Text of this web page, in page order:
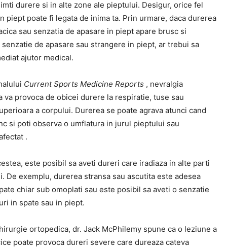
durere si in alte zone ale pieptului. Desigur, orice fel
piept poate fi legata de inima ta. Prin urmare, daca durerea
sau senzatia de apasare in piept apare brusc si
senzatie de apasare sau strangere in piept, ar trebui sa
ajutor medical.
Current Sports Medicine Reports , nevralgia
va provoca de obicei durere la respiratie, tuse sau
a corpului. Durerea se poate agrava atunci cand
si poti observa o umflatura in jurul pieptului sau
.
este posibil sa aveti dureri care iradiaza in alte parti
De exemplu, durerea stransa sau ascutita este adesea
chiar sub omoplati sau este posibil sa aveti o senzatie
in spate sau in piept.
ortopedica, dr. Jack McPhilemy spune ca o leziune a
poate provoca dureri severe care dureaza cateva